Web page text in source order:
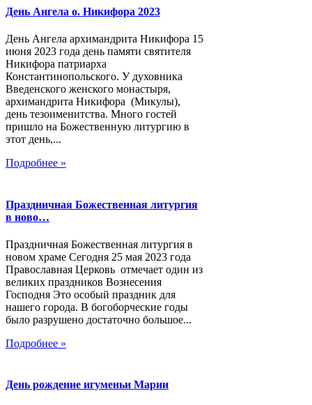
День Ангела о. Никифора 2023
День Ангела архимандрита Никифора 15
июня 2023 года день памяти святителя
Никифора патриарха
Константинопольского. У духовника
Введенского женского монастыря,
архимандрита Никифора (Микулы),
день тезоименитства. Много гостей
пришло на Божественную литургию в
этот день,...
Подробнее »
Праздничная Божественная литургия
в ново…
Праздничная Божественная литургия в
новом храме Сегодня 25 мая 2023 года
Православная Церковь отмечает один из
великих праздников Вознесения
Господня Это особый праздник для
нашего города. В богоборческие годы
было разрушено достаточно большое...
Подробнее »
День рождение игуменьи Марии